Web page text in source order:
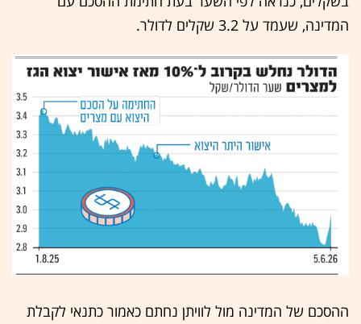
המדינה, שעמד על 3.2 שקלים לדולר.
ההסכם של המדינה מול לוויתן נחתם כאמור כתנאי לקבלת